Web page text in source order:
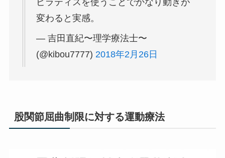
変わると実感。
— 吉田直紀〜理学療法士〜
(@kibou7777) 2018年2月26日
股関節屈曲制限に対する運動療法